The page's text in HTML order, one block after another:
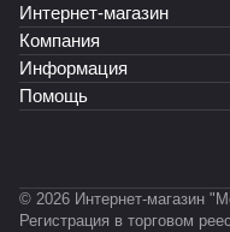
o
c
k
L
К
С
У
М
-
E
Т
0
1
1
Т
0
1
0
Интернет-магазин
Компания
Информация
Помощь
© 2026 Интернет-магазин
Регистрация в торговом